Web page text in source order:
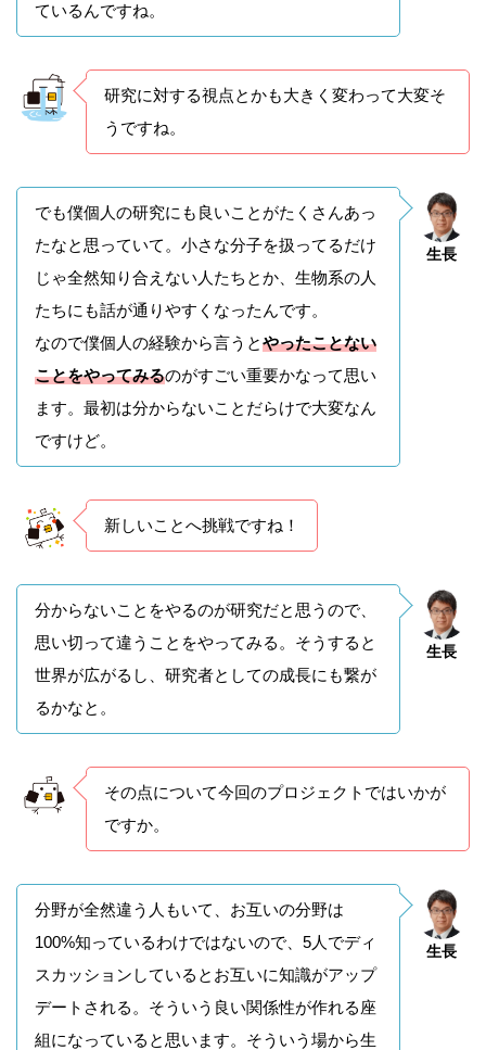
ているんですね。
研究に対する視点とかも大きく変わって大変そ
うですね。
生長
でも僕個人の研究にも良いことがたくさんあっ
たなと思っていて。小さな分子を扱ってるだけ
じゃ全然知り合えない人たちとか、生物系の人
たちにも話が通りやすくなったんです。
なので僕個人の経験から言うとやったことない
ことをやってみるのがすごい重要かなって思い
ます。最初は分からないことだらけで大変なん
ですけど。
新しいことへ挑戦ですね！
生長
分からないことをやるのが研究だと思うので、
思い切って違うことをやってみる。そうすると
世界が広がるし、研究者としての成長にも繋が
るかなと。
その点について今回のプロジェクトではいかが
ですか。
生長
分野が全然違う人もいて、お互いの分野は
100%知っているわけではないので、5人でディ
スカッションしているとお互いに知識がアップ
デートされる。そういう良い関係性が作れる座
組になっていると思います。そういう場から生